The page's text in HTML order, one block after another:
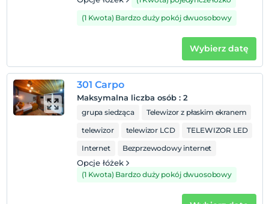
(1 Kwota) Bardzo duży pokój dwuosobowy
Wybierz datę
301 Carpo
Maksymalna liczba osób : 2
grupa siedząca
Telewizor z płaskim ekranem
telewizor
telewizor LCD
TELEWIZOR LED
Internet
Bezprzewodowy internet
Opcje łóżek
(1 Kwota) Bardzo duży pokój dwuosobowy